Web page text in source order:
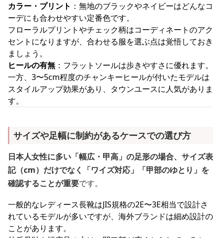
カラー・プリント ：無地のブラックやネイビーはどんなコ
ーデにも合わせやすい定番色です。
フローラルプリントやチェック柄はコーディネートのアク
セントになりますが、合わせる服を選ぶ点は覚悟しておき
ましょう。
ヒールの有無 ：フラットソールは歩きやすさに優れます。
一方、3〜5cm程度のチャンキーヒールが付いたモデルは
スタイルアップ効果があり、タウンユースに人気がありま
す。
サイズや足幅に制約があるケースでの選び方
日本人女性に多い「幅広・甲高」の足形の場合、サイズ表
記（cm）だけでなく「ワイズ対応」「甲部のゆとり」を
確認することが重要です。
一般的なレディース長靴はJIS規格の2E〜3E相当で設計さ
れているモデルが多いですが、海外ブランドは細め設計の
ことがあります。